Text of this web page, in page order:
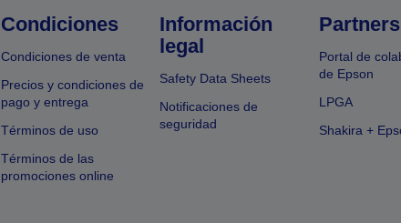
Condiciones
Condiciones de venta
Precios y condiciones de
pago y entrega
Términos de uso
Términos de las
promociones online
Información
legal
Safety Data Sheets
Notificaciones de
seguridad
Partners
Portal de
de Epson
LPGA
Shakira +